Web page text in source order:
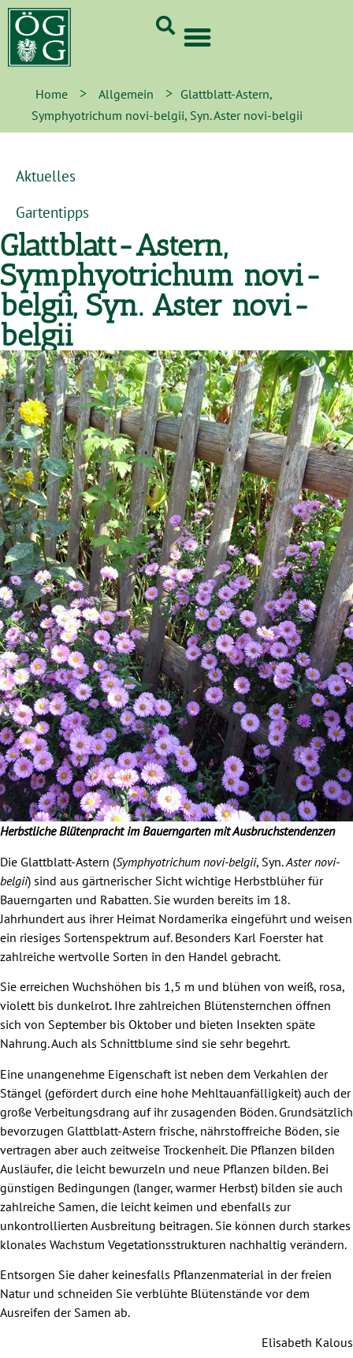
Home > Allgemein > Glattblatt-Astern,
Symphyotrichum novi-belgii, Syn. Aster novi-belgii
Aktuelles
Gartentipps
Glattblatt-Astern,
Symphyotrichum novi-
belgii, Syn. Aster novi-
belgii
Herbstliche Blütenpracht im Bauerngarten mit Ausbruchstendenzen
Die Glattblatt-Astern (Symphyotrichum novi-belgii, Syn.Aster novi-
belgii) sind aus gärtnerischer Sicht wichtige Herbstblüher für
Bauerngarten und Rabatten. Sie wurden bereits im 18.
Jahrhundert aus ihrer Heimat Nordamerika eingeführt und weisen
ein riesiges Sortenspektrum auf. Besonders Karl Foerster hat
zahlreiche wertvolle Sorten in den Handel gebracht.
Sie erreichen Wuchshöhen bis 1,5 m und blühen von weiß, rosa,
violett bis dunkelrot. Ihre zahlreichen Blütensternchen öffnen
sich von September bis Oktober und bieten Insekten späte
Nahrung. Auch als Schnittblume sind sie sehr begehrt.
Eine unangenehme Eigenschaft ist neben dem Verkahlen der
Stängel (gefördert durch eine hohe Mehltauanfälligkeit) auch der
große Verbeitungsdrang auf ihr zusagenden Böden. Grundsätzlich
bevorzugen Glattblatt-Astern frische, nährstoffreiche Böden, sie
vertragen aber auch zeitweise Trockenheit. Die Pflanzen bilden
Ausläufer, die leicht bewurzeln und neue Pflanzen bilden. Bei
günstigen Bedingungen (langer, warmer Herbst) bilden sie auch
zahlreiche Samen, die leicht keimen und ebenfalls zur
unkontrollierten Ausbreitung beitragen. Sie können durch starkes
klonales Wachstum Vegetationsstrukturen nachhaltig verändern.
Entsorgen Sie daher keinesfalls Pflanzenmaterial in der freien
Natur und schneiden Sie verblühte Blütenstände vor dem
Ausreifen der Samen ab.
Elisabeth Kalous